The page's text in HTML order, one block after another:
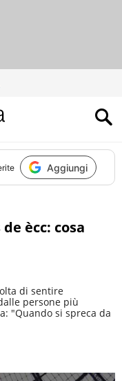
Aggiungi
ècc: cosa
di sentire
persone più
"Quando si spreca da